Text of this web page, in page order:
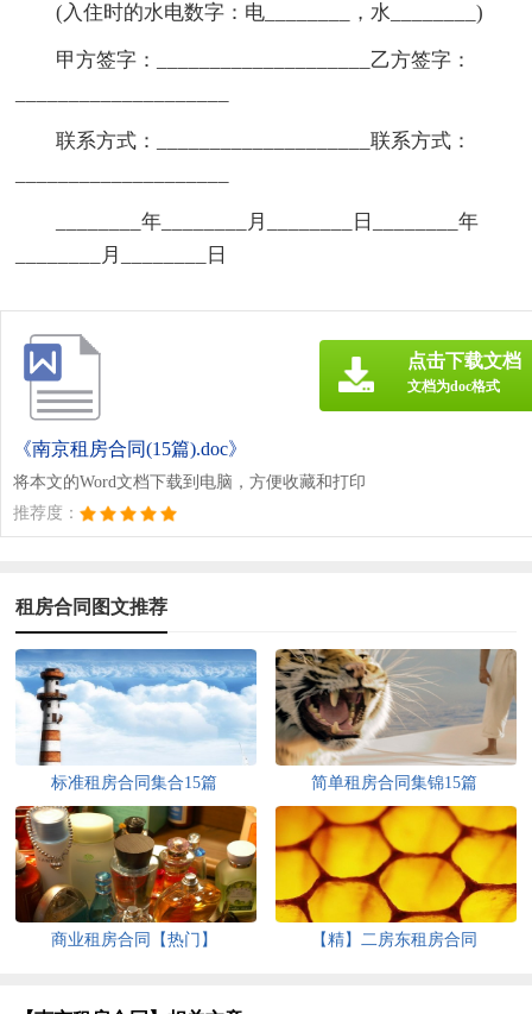
(入住时的水电数字：电________，水________)
甲方签字：____________________乙方签字：
联系方式：____________________联系方式：
________年________月________日________年
________月________日
《南京租房合同(15篇).doc》
将本文的Word文档下载到电脑，方便收藏和打印
推荐度：
点击下载文档
文档为doc格式
租房合同图文推荐
标准租房合同集合15篇 简单租房合同集锦15篇
商业租房合同【热门】 【精】二房东租房合同